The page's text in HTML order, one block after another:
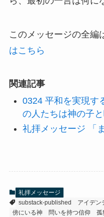
このメッセージの全編
はこちら
関連記事
0324 平和を実現す
の人たちは神の子と
礼拝メッセージ 「
礼拝メッセージ
substack-published
アイデン
傍にいる神
問いを持つ信仰 孤